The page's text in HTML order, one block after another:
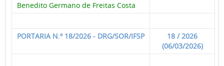
Benedito Germano de Freitas Costa
PORTARIA N.º 18/2026 - DRG/SOR/IFSP
18 / 2026
(06/03/2026)